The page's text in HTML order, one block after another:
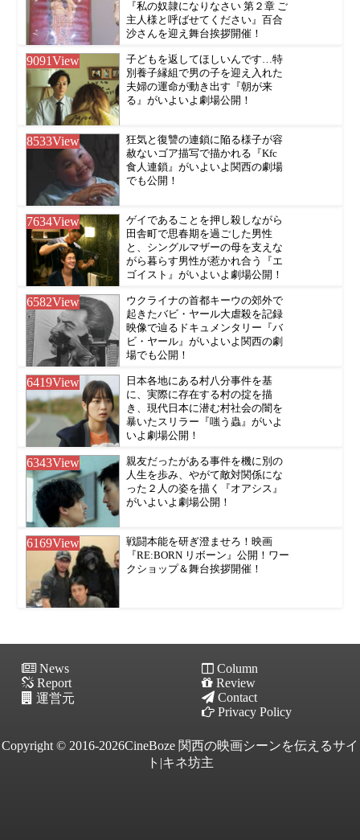
『私の奴隷になりなさい 第２章 ご
主人様と呼ばせてください』百合
沙さんを迎え舞台挨拶開催！
9091View
子どもを返してほしいんです…特
別養子縁組で男の子を迎え入れた
夫婦の運命が動き出す『朝が来
る』がいよいよ劇場公開！
8533View
狂気と復讐の連鎖に陥る様子が容
赦ないゴア描写で描かれる『Kfc
食人連鎖』がいよいよ関西の劇場
でも公開！
7634View
ゲイであることを押し殺しながら
田舎町で思春期を過ごした男性
と、シングルマザーの母を支えな
がら暮らす男性が惹かれ合う『エ
ゴイスト』がいよいよ劇場公開！
6582View
ウクライナの首都キーウの郊外で
起きたバビ・ヤール大虐殺を記録
映像で辿るドキュメンタリー『バ
ビ・ヤール』がいよいよ関西の劇
場でも公開！
6419View
日本各地にある村八分事件を基
に、実際に存在する村の掟を描
き、現代日本に潜む村社会の闇を
暴いたスリラー『嗤う蟲』がいよ
いよ劇場公開！
6343View
親友だったがある事件を機に別の
人生を歩み、やがて敵対関係にな
った２人の姿を描く『オアシス』
がいよいよ劇場公開！
6169View
戦闘本能を研ぎ澄ませろ！映画
『RE:BORN リボーン』公開！ワー
クショップ＆舞台挨拶開催！
News
Column
Report
Review
運営元
Contact
Privacy Policy
Copyright © 2016-2026CineBoze 関西の映画シーンを伝えるサイ
ト|キネ坊主